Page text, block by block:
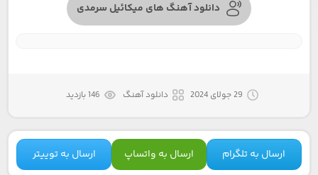
دانلود آهنگ های میکائیل سرمدی
29 جولای 2024 دانلود آهنگ 146 بازدید
ارسال به تلگرام ارسال به واتساپ ارسال به توییتر